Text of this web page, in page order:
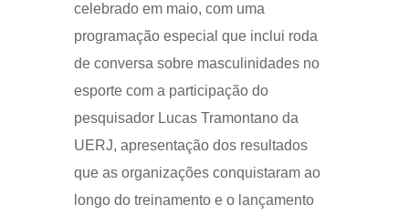
celebrado em maio, com uma
programação especial que inclui roda
de conversa sobre masculinidades no
esporte com a participação do
pesquisador Lucas Tramontano da
UERJ, apresentação dos resultados
que as organizações conquistaram ao
longo do treinamento e o lançamento